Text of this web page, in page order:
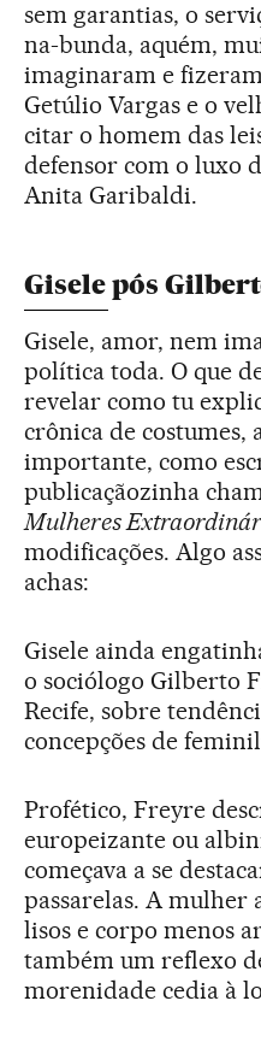
sem garantias, o
na-bunda, aquém,
imaginaram e
Getúlio Vargas e o
citar o homem das
defensor com o luxo
Anita Garibaldi.
Gisele pós
Gisele, amor, nem
política toda. O que
revelar como tu
crônica de costumes,
importante, como
publicaçãozinha
Mulheres
modificações. Algo
achas:
Gisele ainda
o sociólogo Gilberto
Recife, sobre
concepções de
Profético, Freyre
europeizante ou
começava a se
passarelas. A mulher
lisos e corpo menos
também um reflexo
morenidade cedia à